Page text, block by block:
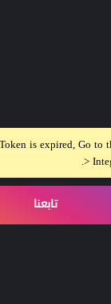
is expired, Go to
>
تابعنا